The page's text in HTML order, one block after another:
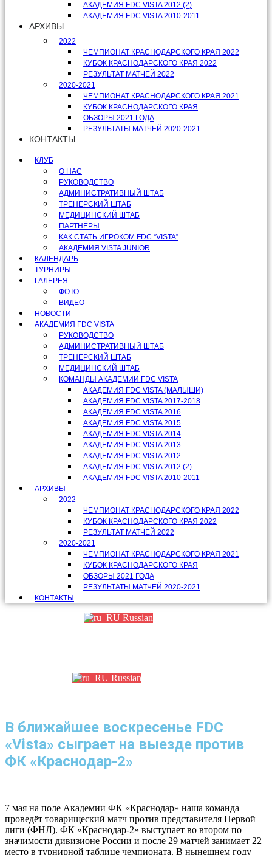
АКАДЕМИЯ FDC VISTA 2012 (2)
АКАДЕМИЯ FDC VISTA 2010-2011
АРХИВЫ
2022
ЧЕМПИОНАТ КРАСНОДАРСКОГО КРАЯ 2022
КУБОК КРАСНОДАРСКОГО КРАЯ 2022
РЕЗУЛЬТАТ МАТЧЕЙ 2022
2020-2021
ЧЕМПИОНАТ КРАСНОДАРСКОГО КРАЯ 2021
КУБОК КРАСНОДАРСКОГО КРАЯ
ОБЗОРЫ 2021 ГОДА
РЕЗУЛЬТАТЫ МАТЧЕЙ 2020-2021
КОНТАКТЫ
КЛУБ
О НАС
РУКОВОДСТВО
АДМИНИСТРАТИВНЫЙ ШТАБ
ТРЕНЕРСКИЙ ШТАБ
МЕДИЦИНСКИЙ ШТАБ
ПАРТНЁРЫ
КАК СТАТЬ ИГРОКОМ FDC “VISTA”
АКАДЕМИЯ VISTA JUNIOR
КАЛЕНДАРЬ
ТУРНИРЫ
ГАЛЕРЕЯ
ФОТО
ВИДЕО
НОВОСТИ
АКАДЕМИЯ FDC VISTA
РУКОВОДСТВО
АДМИНИСТРАТИВНЫЙ ШТАБ
ТРЕНЕРСКИЙ ШТАБ
МЕДИЦИНСКИЙ ШТАБ
КОМАНДЫ АКАДЕМИИ FDC VISTA
АКАДЕМИЯ FDC VISTA (МАЛЫШИ)
АКАДЕМИЯ FDC VISTA 2017-2018
АКАДЕМИЯ FDC VISTA 2016
АКАДЕМИЯ FDC VISTA 2015
АКАДЕМИЯ FDC VISTA 2014
АКАДЕМИЯ FDC VISTA 2013
АКАДЕМИЯ FDC VISTA 2012
АКАДЕМИЯ FDC VISTA 2012 (2)
АКАДЕМИЯ FDC VISTA 2010-2011
АРХИВЫ
2022
ЧЕМПИОНАТ КРАСНОДАРСКОГО КРАЯ 2022
КУБОК КРАСНОДАРСКОГО КРАЯ 2022
РЕЗУЛЬТАТ МАТЧЕЙ 2022
2020-2021
ЧЕМПИОНАТ КРАСНОДАРСКОГО КРАЯ 2021
КУБОК КРАСНОДАРСКОГО КРАЯ
ОБЗОРЫ 2021 ГОДА
РЕЗУЛЬТАТЫ МАТЧЕЙ 2020-2021
КОНТАКТЫ
Russian
Russian
В ближайшее воскресенье FDC
«Vista» сыграет на выезде против
ФК «Краснодар-2»
7 мая на поле Академии ФК «Краснодар» наша команда
проведёт товарищеский матч против представителя Первой
лиги (ФНЛ). ФК «Краснодар-2» выступает во втором по
значимости дивизионе России и после 29 матчей занимает 22
место в турнирной таблице чемпионата. В нынешнем году